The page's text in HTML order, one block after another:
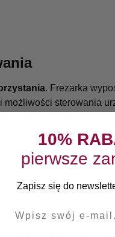
. Frezarka
możliwości sterowania
lub
na obudowie
z materiałów
10%
pierwsze
Zapisz się do